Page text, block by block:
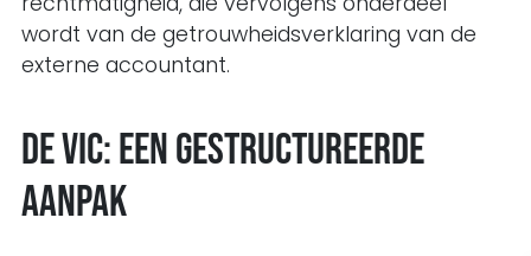
wordt van de getrouwheidsverklaring van de
externe accountant.
De VIC: een gestructureerde
aanpak